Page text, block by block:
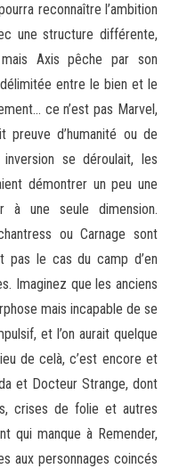
reconnaître l’ambition
une structure différente,
Axis pêche par son
entre le bien et le
ce n’est pas Marvel,
d’humanité ou de
se déroulait, les
démontrer un peu une
à une seule dimension.
ou Carnage sont
pas le cas du camp d’en
Imaginez que les anciens
mais incapable de se
et l’on aurait quelque
de celà, c’est encore et
et Docteur Strange, dont
crises de folie et autres
qui manque à Remender,
aux personnages coincés